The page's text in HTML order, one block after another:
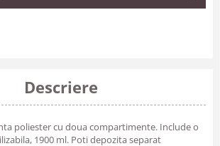
Descriere
poliester cu doua compartimente. Include o
1900 ml. Poti depozita separat